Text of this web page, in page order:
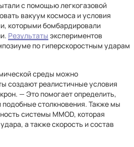
с помощью легкогазовой
вакуум космоса и условия
которыми бомбардировали
Результаты экспериментов
по гиперскоростным ударам
среды можно
создают реалистичные условия
— Это помогает определить,
столкновения. Также мы
системы MMOD, которая
а также скорость и состав